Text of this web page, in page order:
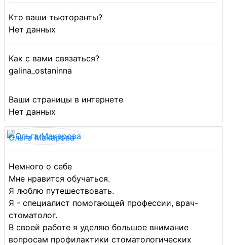
Кто ваши тьюторанты?
Нет данных
Как с вами связаться?
galina_ostaninna
Ваши страницы в интернете
Нет данных
Ольга Макарова
Немного о себе
Мне нравится обучаться.
Я люблю путешествовать.
Я - специалист помогающей профессии, врач-
стоматолог.
В своей работе я уделяю большое внимание
вопросам профилактики стоматологических